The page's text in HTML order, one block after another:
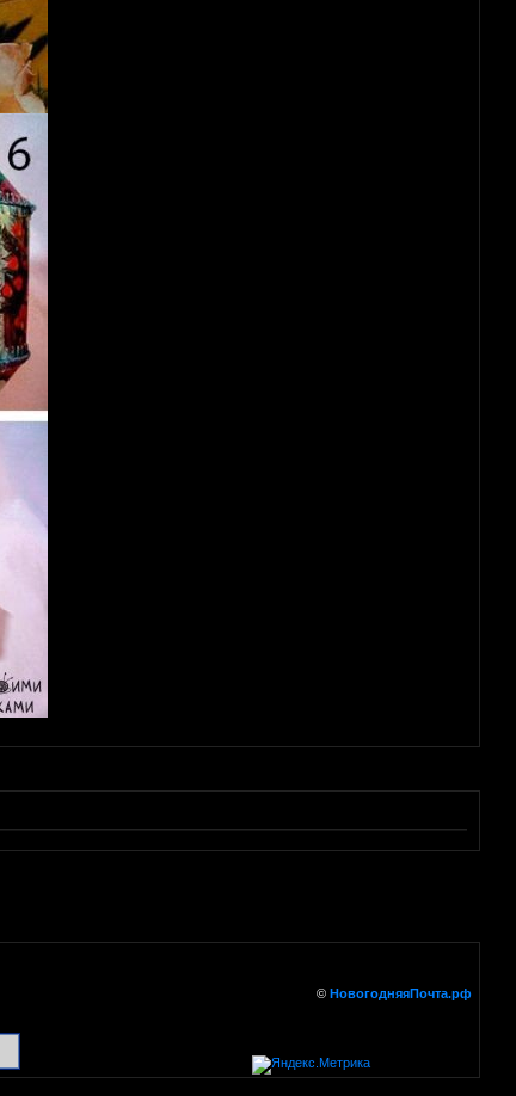
© НовогодняяПочта.рф